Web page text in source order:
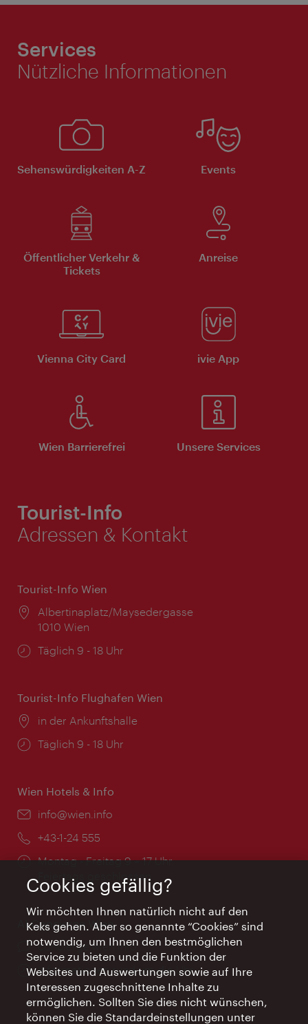
Services
Nützliche Informationen
Sehenswürdigkeiten A-Z Events
Öffentlicher Verkehr &
Tickets
Anreise
Vienna City Card ivie App
Wien Barrierefrei Unsere Services
Tourist-Info
Adressen & Kontakt
Tourist-Info Wien
Ort:
Albertinaplatz/Maysedergasse
1010 Wien
Öffnungszeiten:
Täglich 9 - 18 Uhr
Tourist-Info Flughafen Wien
Ort:
in der Ankunftshalle
Öffnungszeiten:
Täglich 9 - 18 Uhr
Wien Hotels & Info
Email:
info@wien.info
Telefon:
+43-1-24 555
Öffnungszeiten:
Montag - Freitag 9 – 17 Uhr
Feiertags geschlossen
AI Concierge Wien
Ort:
concierge.wien.info
Öffnungszeiten:
Informationen rund um die Uhr
Cookies gefällig?
Wir möchten Ihnen natürlich nicht auf den
Keks gehen. Aber so genannte “Cookies” sind
notwendig, um Ihnen den bestmöglichen
Service zu bieten und die Funktion der
Websites und Auswertungen sowie auf Ihre
Interessen zugeschnittene Inhalte zu
ermöglichen. Sollten Sie dies nicht wünschen,
können Sie die Standardeinstellungen unter